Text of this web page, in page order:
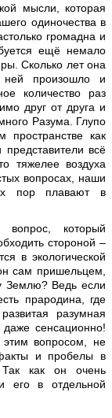
мысли, которая
одиночества в
громадна и
ещё немало
Сколько лет она
ней произошло и
количество раз
друг от друга и
Разума. Глупо
как
всё
тяжелее воздуха
вопросах, наши
пор плавают в
который
стороной –
в экологической
сам пришельцем,
Землю? Ведь если
прародина, где
разумная
сенсационно!
этим вопросом, не
и пробелы в
Так как он очень
его в отдельной